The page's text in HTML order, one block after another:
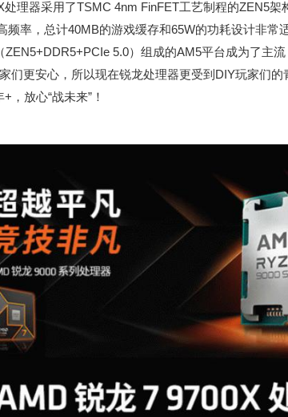
处理器采用了TSMC 4nm FinFET工艺制程的ZEN5架
频率，总计40MB的游戏缓存和65W的功耗设计非常
ZEN5+DDR5+PCIe 5.0）组成的AM5平台成为了主
们更安心，所以现在锐龙处理器更受到DIY玩家们
，放心“战未来”！